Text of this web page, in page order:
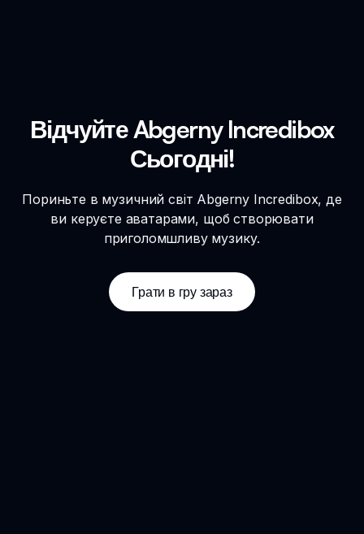
Відчуйте Abgerny Incredibox
Сьогодні!
Пориньте в музичний світ Abgerny Incredibox, де
ви керуєте аватарами, щоб створювати
приголомшливу музику.
Грати в гру зараз